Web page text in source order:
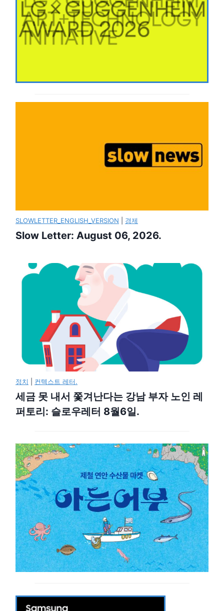
SLOWLETTER_ENGLISH_VERSION 경제
Slow Letter: August 06, 2026.
정치 컨텍스트 레터.
세금 못 내서 쫓겨난다는 강남 부자 노인 레
퍼토리: 슬로우레터 8월6일.